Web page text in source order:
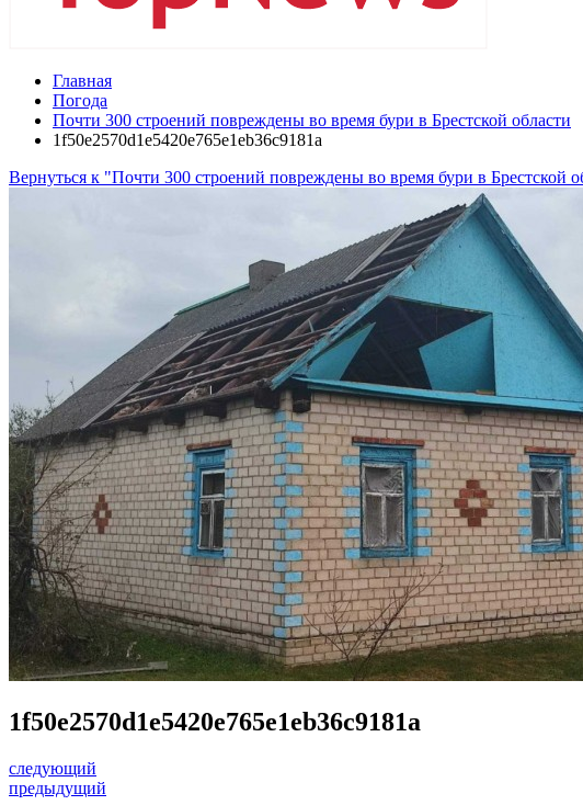
Главная
Погода
Почти 300 строений повреждены во время бури в Брестской области
1f50e2570d1e5420e765e1eb36c9181a
Вернуться к "Почти 300 строений повреждены во время бури в Брестской
1f50e2570d1e5420e765e1eb36c9181a
следующий
предыдущий